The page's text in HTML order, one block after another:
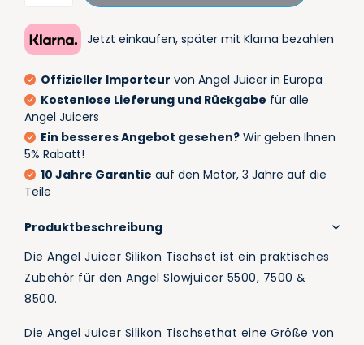
Jetzt einkaufen, später mit Klarna bezahlen
Offizieller Importeur von Angel Juicer in Europa
Kostenlose Lieferung und Rückgabe für alle
Angel Juicers
Ein besseres Angebot gesehen? Wir geben Ihnen
5% Rabatt!
10 Jahre Garantie auf den Motor, 3 Jahre auf die
Teile
Produktbeschreibung
Die Angel Juicer Silikon Tischset ist ein praktisches
Zubehör für den Angel Slowjuicer 5500, 7500 &
8500.
Die Angel Juicer Silikon Tischsethat eine Größe von